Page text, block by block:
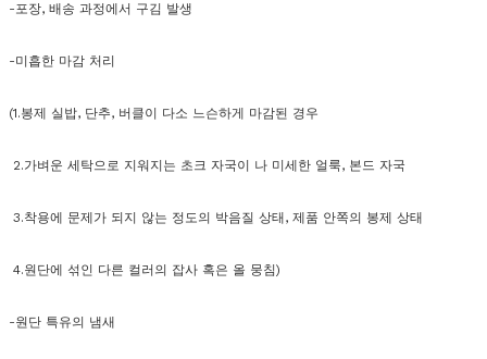
-포장, 배송 과정에서 구김 발생
-미흡한 마감 처리
(1.봉제 실밥, 단추, 버클이 다소 느슨하게 마감된 경우
2.가벼운 세탁으로 지워지는 초크 자국이 나 미세한 얼룩, 본드 자국
3.착용에 문제가 되지 않는 정도의 박음질 상태, 제품 안쪽의 봉제 상태
4.원단에 섞인 다른 컬러의 잡사 혹은 올 뭉침)
-원단 특유의 냄새